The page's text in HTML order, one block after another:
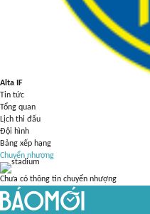
Alta IF
Tin tức
Tổng quan
Lịch thi đấu
Đội hình
Bảng xếp hạng
Chuyển nhượng
Chưa có thông tin chuyển nhượng